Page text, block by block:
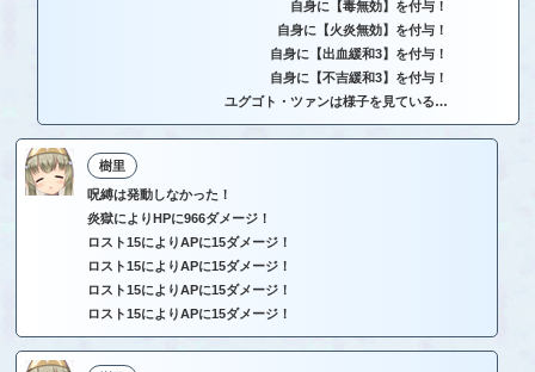
自身に【毒無効】を付与！
自身に【火炎無効】を付与！
自身に【出血緩和3】を付与！
自身に【不吉緩和3】を付与！
ユグゴト・ツァンは様子を見ている…
樹里
呪縛は発動しなかった！
炎獄によりHPに966ダメージ！
ロスト15によりAPに15ダメージ！
ロスト15によりAPに15ダメージ！
ロスト15によりAPに15ダメージ！
ロスト15によりAPに15ダメージ！